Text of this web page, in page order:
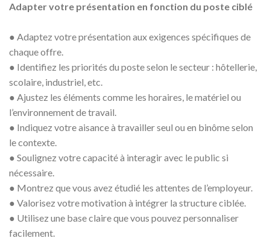
Adapter votre présentation en fonction du poste ciblé
● Adaptez votre présentation aux exigences spécifiques de
chaque offre.
● Identifiez les priorités du poste selon le secteur : hôtellerie,
scolaire, industriel, etc.
● Ajustez les éléments comme les horaires, le matériel ou
l’environnement de travail.
● Indiquez votre aisance à travailler seul ou en binôme selon
le contexte.
● Soulignez votre capacité à interagir avec le public si
nécessaire.
● Montrez que vous avez étudié les attentes de l’employeur.
● Valorisez votre motivation à intégrer la structure ciblée.
● Utilisez une base claire que vous pouvez personnaliser
facilement.